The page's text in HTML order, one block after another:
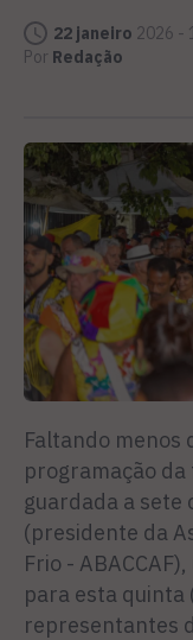
22 janeiro 2026 -
Por Redação
Faltando menos
programação da
guardada a sete
(presidente da
Frio -
para esta quinta
representantes